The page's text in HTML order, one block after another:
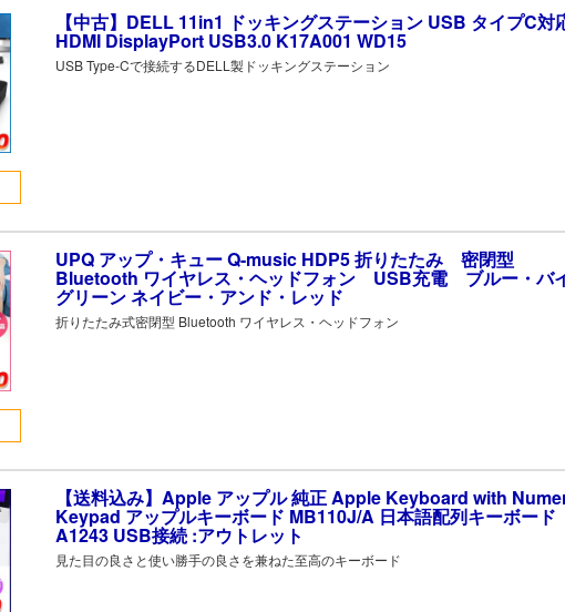
【中古】DELL 11in1 ドッキングステーション USB タイプC対
HDMI DisplayPort USB3.0 K17A001 WD15
USB Type-Cで接続するDELL製ドッキングステーション
UPQ アップ・キュー Q-music HDP5 折りたたみ 密閉型
Bluetooth ワイヤレス・ヘッドフォン USB充電 ブルー・バ
グリーン ネイビー・アンド・レッド
折りたたみ式密閉型 Bluetooth ワイヤレス・ヘッドフォン
【送料込み】Apple アップル 純正 Apple Keyboard with
Keypad アップルキーボード MB110J/A 日本語配列キーボード
A1243 USB接続 :アウトレット
見た目の良さと使い勝手の良さを兼ねた至高のキーボード